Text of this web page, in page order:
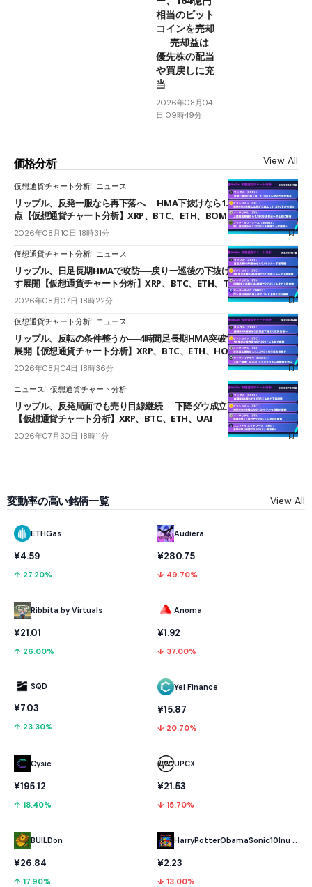
相当のビット
コインを売却
──売却益は
優先株の配当
や買戻しに充
当
2026年08月04
日 09時49分
価格分析 View All
仮想通貨チャート分析 ニュース
リップル、反発一服なら再下落へ──HMA下抜けなら1.008ドルが次の焦
点【仮想通貨チャート分析】XRP、BTC、ETH、BOME
2026年08月10日 18時31分
仮想通貨チャート分析 ニュース
リップル、日足長期HMAで攻防──戻り一巡後の下抜けで0.95ドルを試
す展開【仮想通貨チャート分析】XRP、BTC、ETH、TAKE
2026年08月07日 18時22分
仮想通貨チャート分析 ニュース
リップル、反転の条件整うか──4時間足長期HMA突破で雲下端を目指す
展開【仮想通貨チャート分析】XRP、BTC、ETH、HOME
2026年08月04日 18時36分
ニュース 仮想通貨チャート分析
リップル、反発局面でも売り目線継続──下降ダウ成立で下値追う展開
【仮想通貨チャート分析】XRP、BTC、ETH、UAI
2026年07月30日 18時11分
変動率の高い銘柄一覧 View All
ETHGas
¥4.59
↑ 27.20%
Ribbita by Virtuals
¥21.01
↑ 26.00%
SQD
¥7.03
↑ 23.30%
Cysic
¥195.12
↑ 18.40%
BUILDon
¥26.84
↑ 17.90%
Audiera
¥280.75
↓ 49.70%
Anoma
¥1.92
↓ 37.00%
Yei Finance
¥15.87
↓ 20.70%
UPCX
¥21.53
↓ 15.70%
HarryPotterObamaSonic10Inu (ETH)
¥2.23
↓ 13.00%